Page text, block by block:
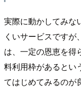
実際に動かしてみな
くいサービスです
は、一定の恩恵を得
料利用枠があるとい
てはじめてみるのが